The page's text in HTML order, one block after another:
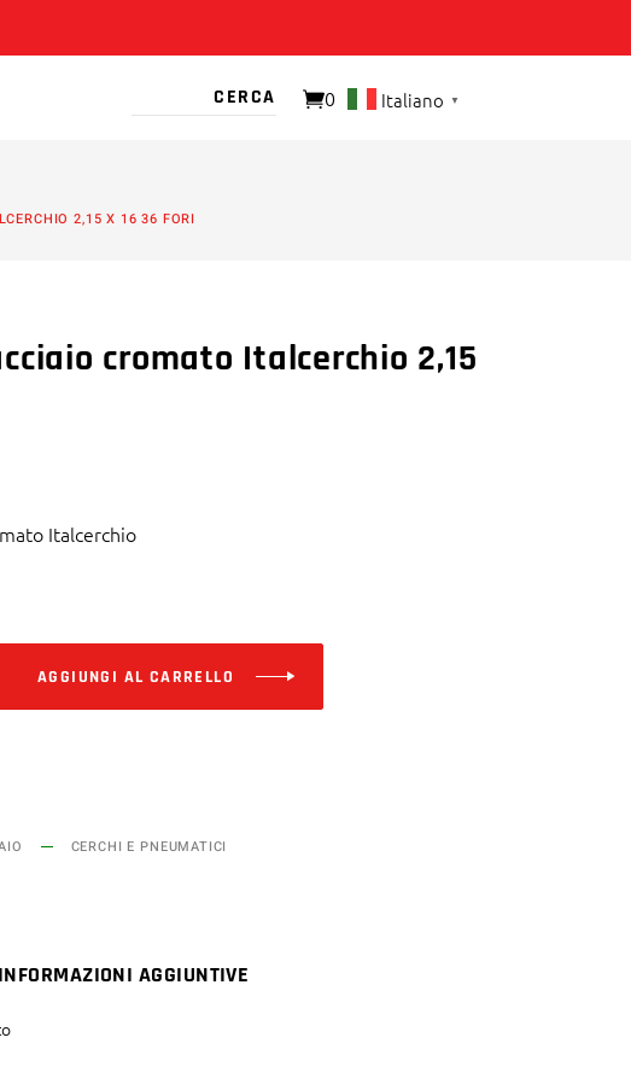
0 Italiano ▼
2,15 X 16 36 FORI
cromato Italcerchio 2,15
Italcerchio
AGGIUNGI AL CARRELLO
CERCHI E PNEUMATICI
INFORMAZIONI AGGIUNTIVE